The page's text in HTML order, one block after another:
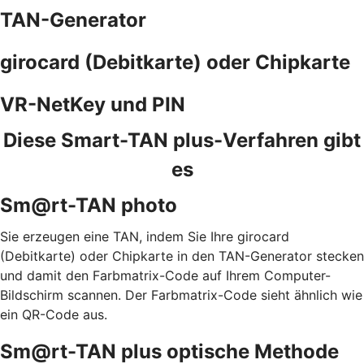
TAN-Generator
girocard (Debitkarte) oder Chipkarte
VR-NetKey und PIN
Diese Smart-TAN plus-Verfahren gibt
es
Sm@rt-TAN photo
Sie erzeugen eine TAN, indem Sie Ihre girocard
(Debitkarte) oder Chipkarte in den TAN-Generator stecken
und damit den Farbmatrix-Code auf Ihrem Computer-
Bildschirm scannen. Der Farbmatrix-Code sieht ähnlich wie
ein QR-Code aus.
Sm@rt-TAN plus optische Methode